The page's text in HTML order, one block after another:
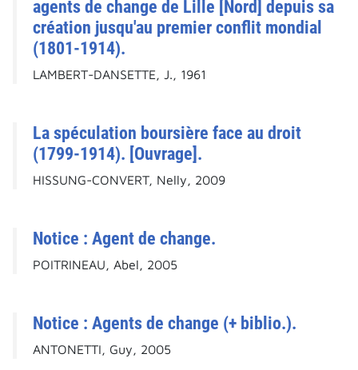
agents de change de Lille [Nord] depuis sa
création jusqu'au premier conflit mondial
(1801-1914).
LAMBERT-DANSETTE, J., 1961
La spéculation boursière face au droit
(1799-1914). [Ouvrage].
HISSUNG-CONVERT, Nelly, 2009
Notice : Agent de change.
POITRINEAU, Abel, 2005
Notice : Agents de change (+ biblio.).
ANTONETTI, Guy, 2005